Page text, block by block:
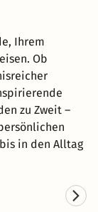
Ihrem
Ob
zu Zweit –
in den Alltag